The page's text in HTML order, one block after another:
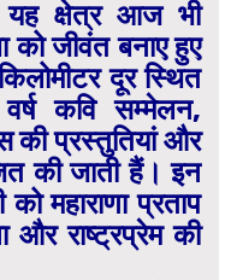
यह क्षेत्र आज भी
को जीवंत बनाए हुए
दूर स्थित
कवि सम्मेलन,
की प्रस्तुतियां और
की जाती हैं। इन
महाराणा प्रताप
और राष्ट्रप्रेम की